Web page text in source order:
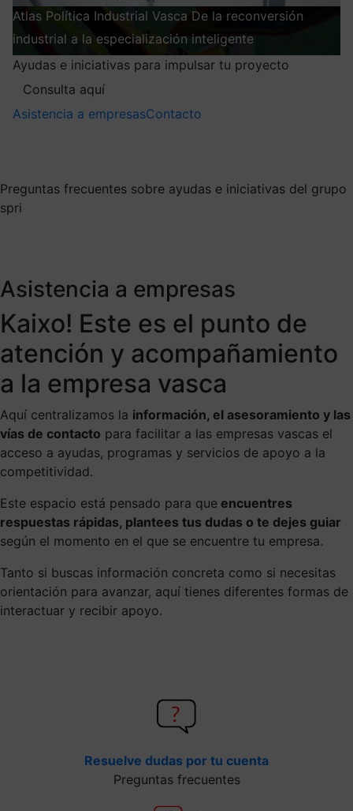
Atlas Política Industrial Vasca De la reconversión
industrial a la especialización inteligente
Ayudas e iniciativas para impulsar tu proyecto
Consulta aquí
Asistencia a empresasContacto
Preguntas frecuentes sobre ayudas e iniciativas del grupo
spri
Asistencia a empresas
Kaixo! Este es el punto de
atención y acompañamiento
a la empresa vasca
Aquí centralizamos la información, el asesoramiento y las
vías de contacto para facilitar a las empresas vascas el
acceso a ayudas, programas y servicios de apoyo a la
competitividad.
Este espacio está pensado para que encuentres
respuestas rápidas, plantees tus dudas o te dejes guiar
según el momento en el que se encuentre tu empresa.
Tanto si buscas información concreta como si necesitas
orientación para avanzar, aquí tienes diferentes formas de
interactuar y recibir apoyo.
Resuelve dudas por tu cuenta
Preguntas frecuentes